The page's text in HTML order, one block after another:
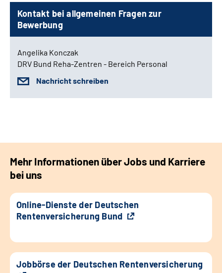
Kontakt bei allgemeinen Fragen zur
Bewerbung
Angelika Konczak
DRV Bund Reha-Zentren - Bereich Personal
Nachricht schreiben
Mehr Informationen über Jobs und Karriere
bei uns
Online-Dienste der Deutschen
Rentenversicherung Bund
Jobbörse der Deutschen Rentenversicherung